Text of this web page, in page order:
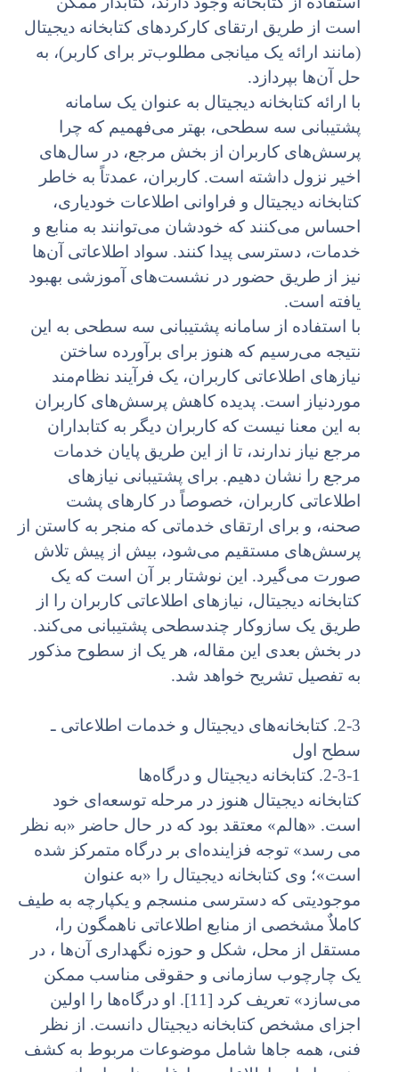
است از طریق ارتقای کارکردهای کتابخانه دیجیتال
(مانند ارائه یک میانجی مطلوب‌تر برای کاربر)، به
حل آن‌ها بپردازد.
با ارائه کتابخانه دیجیتال به عنوان یک سامانه
پشتیبانی سه سطحی، بهتر می‌فهمیم که چرا
پرسش‌های کاربران از بخش مرجع، در سال‌های
اخیر نزول داشته است. کاربران، عمدتاً به خاطر
کتابخانه دیجیتال و فراوانی اطلاعات خودیاری،
احساس می‌کنند که خودشان می‌توانند به منابع و
خدمات، دسترسی پیدا کنند. سواد اطلاعاتی آن‌ها
نیز از طریق حضور در نشست‌های آموزشی بهبود
یافته است.
با استفاده از سامانه پشتیبانی سه سطحی به این
نتیجه می‌رسیم که هنوز برای برآورده ساختن
نیازهای اطلاعاتی کاربران، یک فرآیند نظام‌مند
موردنیاز است. پدیده کاهش پرسش‌های کاربران
به این معنا نیست که کاربران دیگر به کتابداران
مرجع نیاز ندارند، تا از این طریق پایان خدمات
مرجع را نشان دهیم. برای پشتیبانی نیازهای
اطلاعاتی کاربران، خصوصاً در کارهای پشت
صحنه، و برای ارتقای خدماتی که منجر به کاستن از
پرسش‌های مستقیم می‌شود، بیش از پیش تلاش
صورت می‌گیرد. این نوشتار بر آن است که یک
کتابخانه دیجیتال، نیازهای اطلاعاتی کاربران را از
طریق یک سازوکار چندسطحی پشتیبانی می‌کند.
در بخش بعدی این مقاله، هر یک از سطوح مذکور
به تفصیل تشریح خواهد شد.
2-3. کتابخانه‌های دیجیتال و خدمات اطلاعاتی ـ
سطح اول
2-3-1. کتابخانه دیجیتال و درگاه‌ها
کتابخانه دیجیتال هنوز در مرحله توسعه‌ای خود
است. «هالم» معتقد بود که در حال حاضر «به نظر
می رسد» توجه فزاینده‌ای بر درگاه متمرکز شده
است»؛ وی کتابخانه دیجیتال را «به عنوان
موجودیتی که دسترسی منسجم و یکپارچه به طیف
کاملاٌ مشخصی از منابع اطلاعاتی ناهمگون را،
مستقل از محل، شکل و حوزه نگهداری آن‌ها ، در
یک چارچوب سازمانی و حقوقی مناسب ممکن
می‌سازد» تعریف کرد [11]. او درگاه‌‌ها را اولین
اجزای مشخص کتابخانه دیجیتال دانست. از نظر
فنی، همه جاها شامل موضوعات مربوط به کشف